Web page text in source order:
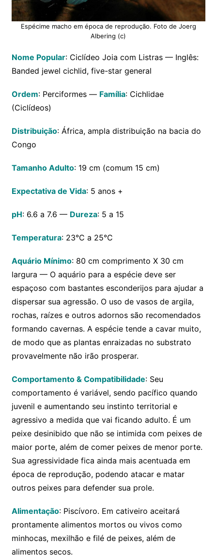
Espécime macho em época de reprodução. Foto de Joerg
Albering (c)
Nome Popular: Ciclídeo Joia com Listras — Inglês:
Banded jewel cichlid, five-star general
Ordem: Perciformes — Família: Cichlidae
(Ciclídeos)
Distribuição: África, ampla distribuição na bacia do
Congo
Tamanho Adulto: 19 cm (comum 15 cm)
Expectativa de Vida: 5 anos +
pH: 6.6 a 7.6 — Dureza: 5 a 15
Temperatura: 23°C a 25°C
Aquário Mínimo: 80 cm comprimento X 30 cm
largura — O aquário para a espécie deve ser
espaçoso com bastantes esconderijos para ajudar a
dispersar sua agressão. O uso de vasos de argila,
rochas, raízes e outros adornos são recomendados
formando cavernas. A espécie tende a cavar muito,
de modo que as plantas enraizadas no substrato
provavelmente não irão prosperar.
Comportamento & Compatibilidade: Seu
comportamento é variável, sendo pacífico quando
juvenil e aumentando seu instinto territorial e
agressivo a medida que vai ficando adulto. É um
peixe desinibido que não se intimida com peixes de
maior porte, além de comer peixes de menor porte.
Sua agressividade fica ainda mais acentuada em
época de reprodução, podendo atacar e matar
outros peixes para defender sua prole.
Alimentação: Piscívoro. Em cativeiro aceitará
prontamente alimentos mortos ou vivos como
minhocas, mexilhão e filé de peixes, além de
alimentos secos.